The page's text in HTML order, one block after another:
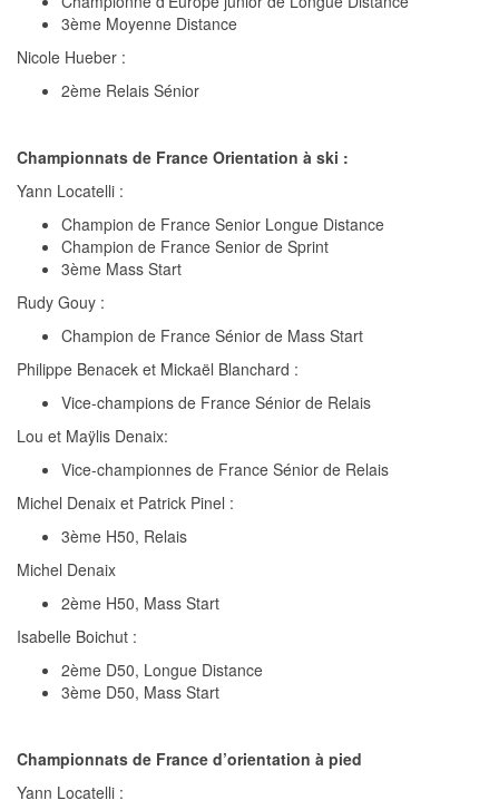
3ème Moyenne Distance
Nicole Hueber :
2ème Relais Sénior
Championnats de France Orientation à ski :
Yann Locatelli :
Champion de France Senior Longue Distance
Champion de France Senior de Sprint
3ème Mass Start
Rudy Gouy :
Champion de France Sénior de Mass Start
Philippe Benacek et Mickaël Blanchard :
Vice-champions de France Sénior de Relais
Lou et Maÿlis Denaix:
Vice-championnes de France Sénior de Relais
Michel Denaix et Patrick Pinel :
3ème H50, Relais
Michel Denaix
2ème H50, Mass Start
Isabelle Boichut :
2ème D50, Longue Distance
3ème D50, Mass Start
Championnats de France d’orientation à pied
Yann Locatelli :